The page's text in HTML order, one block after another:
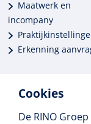
Cookies
De RINO
Maatwerk en
incompany
Erkenning